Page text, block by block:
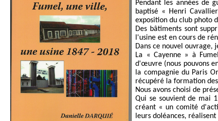
Pendant les années de
baptisé « Henri
exposition du club photo
Des bâtiments sont
l'usine est en cours de
Dans ce nouvel ouvrage,
La « Cayenne » à
d'œuvre (nous pouvons
la compagnie du Paris
récupéré la formation
Nous avons choisi de
Qui se souvient de mai
créant « un comité
leurs doléances,